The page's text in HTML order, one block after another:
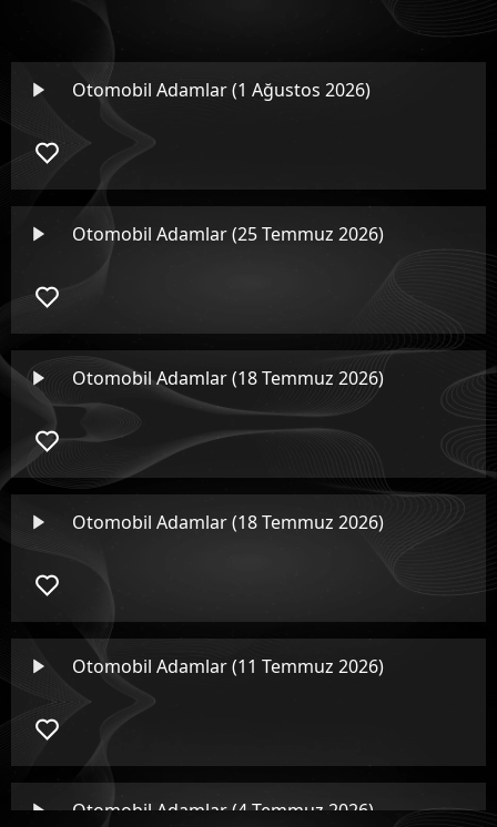
Otomobil Adamlar (1 Ağustos 2026)
Otomobil Adamlar (25 Temmuz 2026)
Otomobil Adamlar (18 Temmuz 2026)
Otomobil Adamlar (18 Temmuz 2026)
Otomobil Adamlar (11 Temmuz 2026)
Otomobil Adamlar (4 Temmuz 2026)